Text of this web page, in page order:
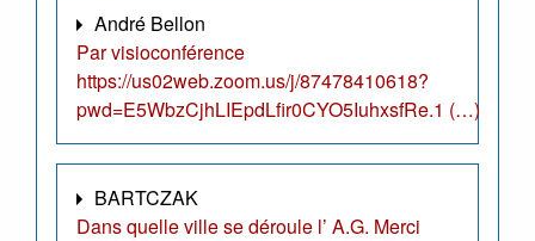
André Bellon
Par visioconférence
https://us02web.zoom.us/j/87478410618?
pwd=E5WbzCjhLIEpdLfir0CYO5IuhxsfRe.1 (…)
BARTCZAK
Dans quelle ville se déroule l’ A.G. Merci